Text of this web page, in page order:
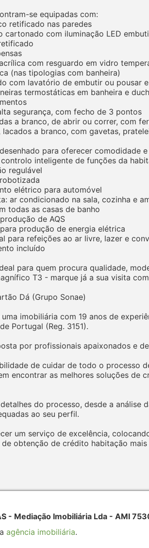
se equipadas com:
retificado nas paredes
cartonado com iluminação LED
com resguardo em vidro
(nas tipologias com banheira)
com lavatório de embutir ou pousar
termostáticas em banheira e
segurança, com fecho de 3 pontos
a branco, de abrir ou correr, com
a branco, com gavetas,
para oferecer comodidade
inteligente de funções da
regulável
elétrico para automóvel
ar condicionado na sala, cozinha e
todas as casas de banho
de AQS
produção de energia elétrica
para refeições ao ar livre, lazer e
incluído
para quem procura qualidade,
T3 - marque já a sua visita
Dá (Grupo Sonae)
uma imobiliária com 19 anos de
Portugal (Reg. 3151).
por profissionais apaixonados e
de cuidar de todo o processo
encontrar as melhores soluções
do processo, desde a análise
ao seu perfil.
um serviço de excelência,
obtenção de crédito habitação
- Mediação Imobiliária Lda - AMI
agência imobiliária.